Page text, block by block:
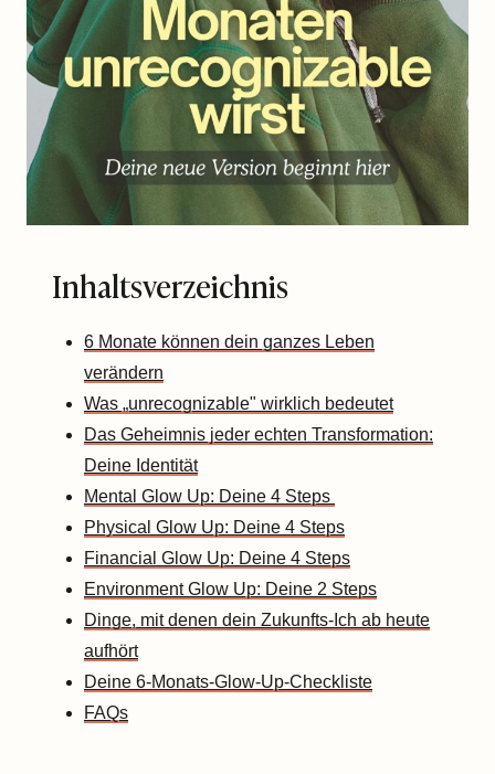
Inhaltsverzeichnis
6 Monate können dein ganzes Leben
verändern
Was „unrecognizable" wirklich bedeutet
Das Geheimnis jeder echten Transformation:
Deine Identität
Mental Glow Up: Deine 4 Steps
Physical Glow Up: Deine 4 Steps
Financial Glow Up: Deine 4 Steps
Environment Glow Up: Deine 2 Steps
Dinge, mit denen dein Zukunfts-Ich ab heute
aufhört
Deine 6-Monats-Glow-Up-Checkliste
FAQs